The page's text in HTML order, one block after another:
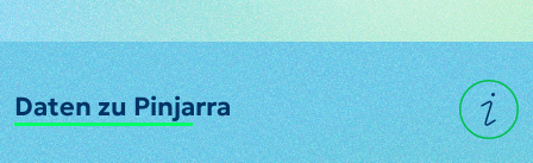
Daten zu Pinjarra